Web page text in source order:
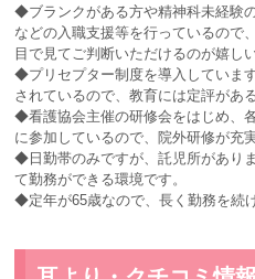
◆ブランクがある方や精神科未経験
などの入職支援等を行っているので
目で見てご判断いただけるのが嬉し
◆プリセプター制度を導入していま
されているので、教育には定評があ
◆看護協会主催の研修会をはじめ、
に参加しているので、院外研修が充
◆日勤帯のみですが、託児所があり
て勤務ができる環境です。
◆定年が65歳なので、長く勤務を続